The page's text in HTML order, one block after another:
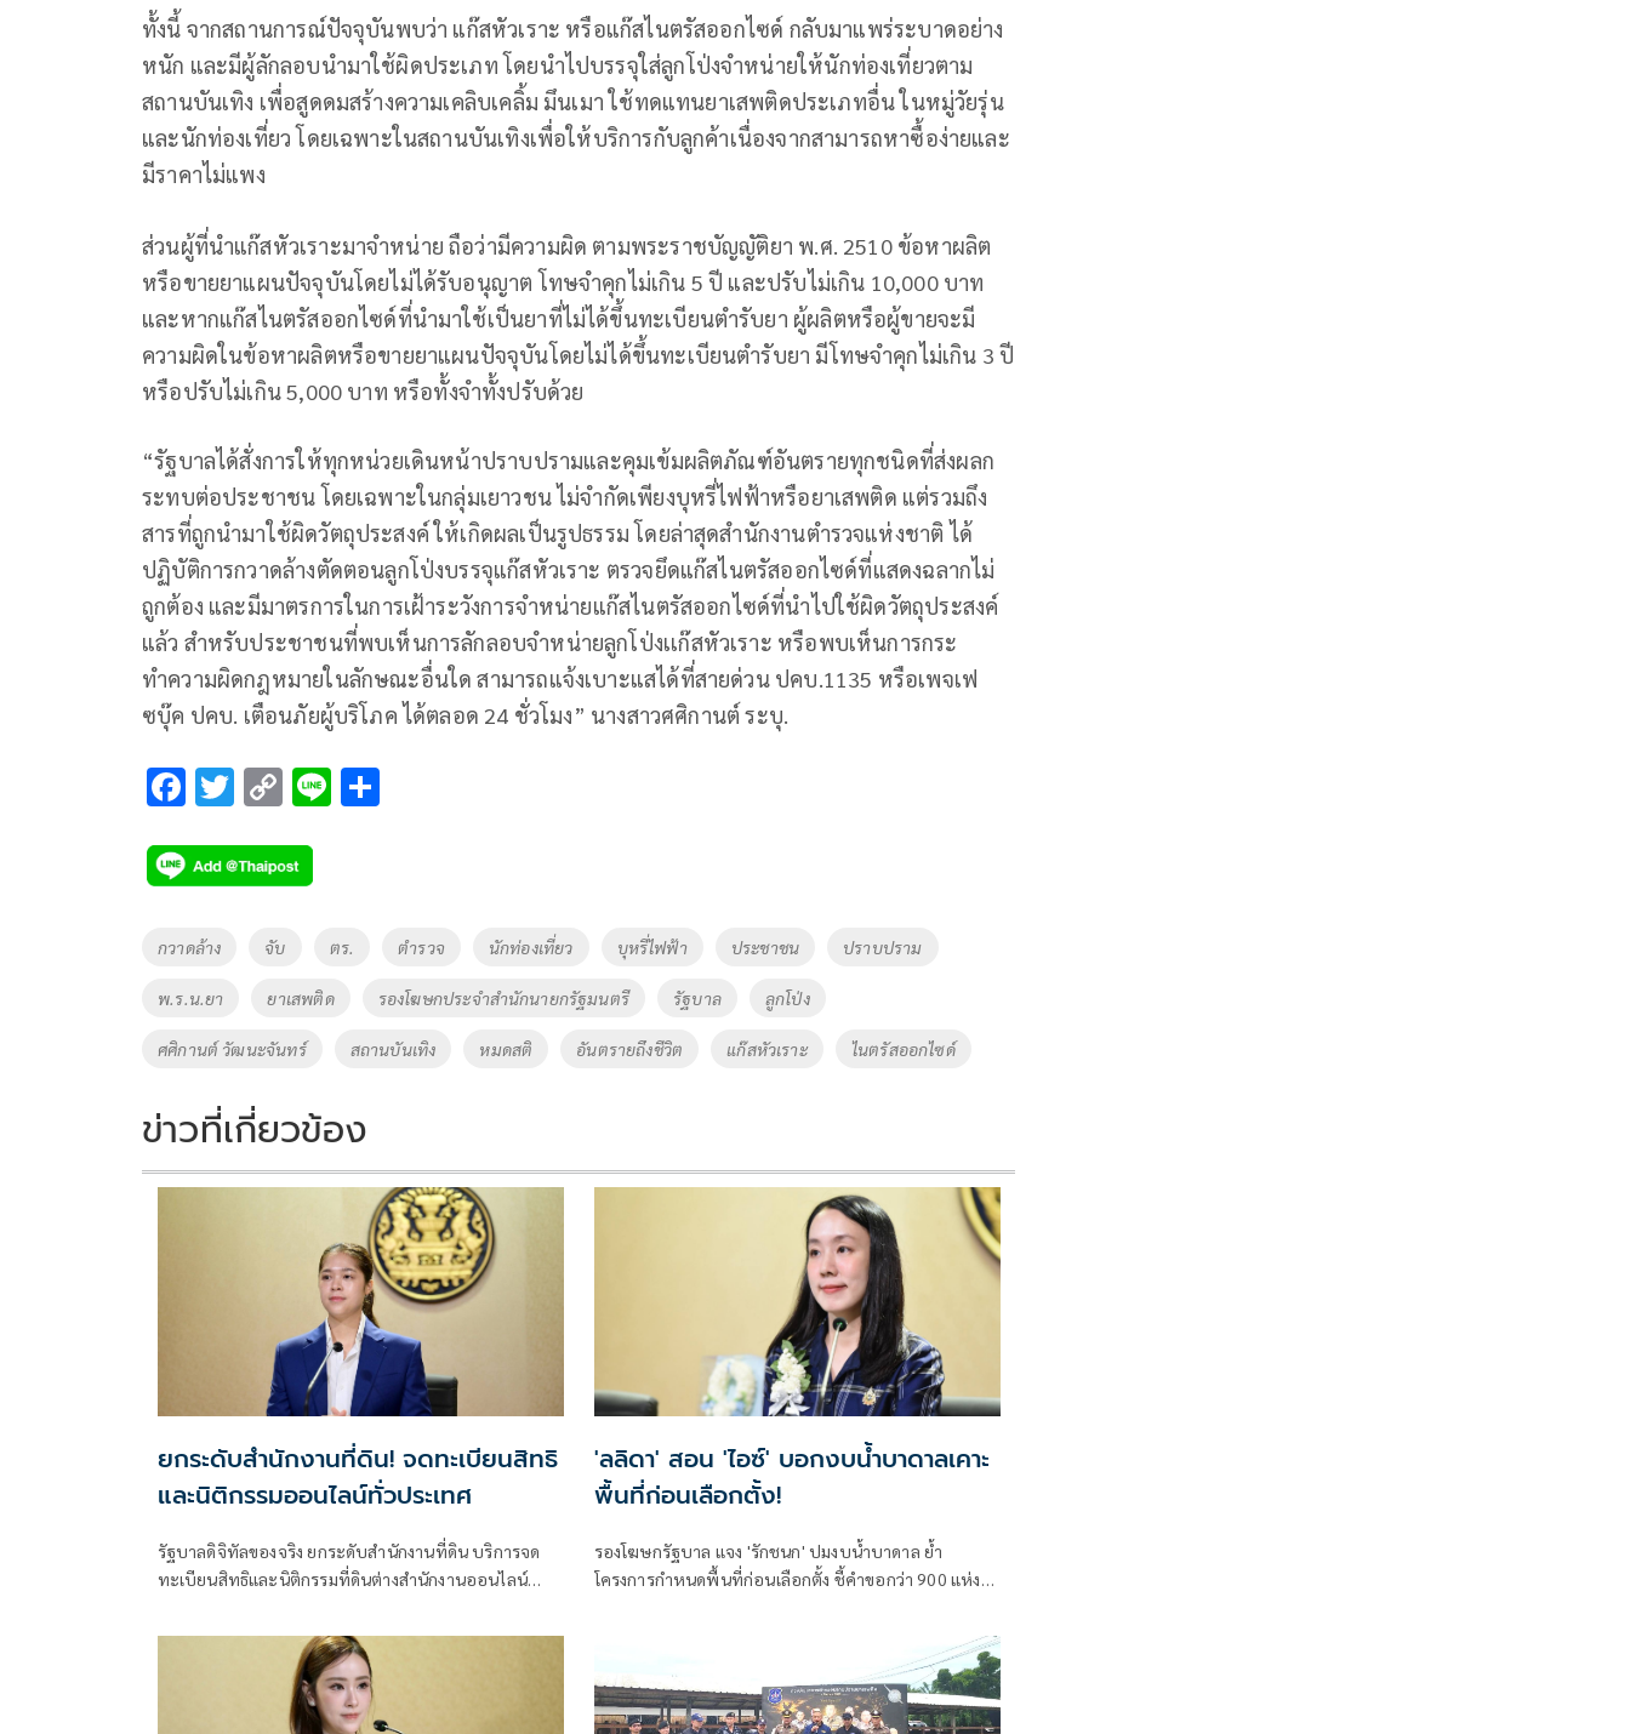
ทั้งนี้ จากสถานการณ์ปัจจุบันพบว่า แก๊สหัวเราะ หรือแก๊สไนตรัสออกไซด์ กลับมาแพร่ระบาดอย่าง
หนัก และมีผู้ลักลอบนำมาใช้ผิดประเภท โดยนำไปบรรจุใส่ลูกโป่งจำหน่ายให้นักท่องเที่ยวตาม
สถานบันเทิง เพื่อสูดดมสร้างความเคลิบเคลิ้ม มึนเมา ใช้ทดแทนยาเสพติดประเภทอื่น ในหมู่วัยรุ่น
และนักท่องเที่ยว โดยเฉพาะในสถานบันเทิงเพื่อให้บริการกับลูกค้าเนื่องจากสามารถหาซื้อง่ายและ
มีราคาไม่แพง
ส่วนผู้ที่นำแก๊สหัวเราะมาจำหน่าย ถือว่ามีความผิด ตามพระราชบัญญัติยา พ.ศ. 2510 ข้อหาผลิต
หรือขายยาแผนปัจจุบันโดยไม่ได้รับอนุญาต โทษจำคุกไม่เกิน 5 ปี และปรับไม่เกิน 10,000 บาท
และหากแก๊สไนตรัสออกไซด์ที่นำมาใช้เป็นยาที่ไม่ได้ขึ้นทะเบียนตำรับยา ผู้ผลิตหรือผู้ขายจะมี
ความผิดในข้อหาผลิตหรือขายยาแผนปัจจุบันโดยไม่ได้ขึ้นทะเบียนตำรับยา มีโทษจำคุกไม่เกิน 3 ปี
หรือปรับไม่เกิน 5,000 บาท หรือทั้งจำทั้งปรับด้วย
“รัฐบาลได้สั่งการให้ทุกหน่วยเดินหน้าปราบปรามและคุมเข้มผลิตภัณฑ์อันตรายทุกชนิดที่ส่งผลก
ระทบต่อประชาชน โดยเฉพาะในกลุ่มเยาวชน ไม่จำกัดเพียงบุหรี่ไฟฟ้าหรือยาเสพติด แต่รวมถึง
สารที่ถูกนำมาใช้ผิดวัตถุประสงค์ ให้เกิดผลเป็นรูปธรรม โดยล่าสุดสำนักงานตำรวจแห่งชาติ ได้
ปฏิบัติการกวาดล้างตัดตอนลูกโป่งบรรจุแก๊สหัวเราะ ตรวจยึดแก๊สไนตรัสออกไซด์ที่แสดงฉลากไม่
ถูกต้อง และมีมาตรการในการเฝ้าระวังการจำหน่ายแก๊สไนตรัสออกไซด์ที่นำไปใช้ผิดวัตถุประสงค์
แล้ว สำหรับประชาชนที่พบเห็นการลักลอบจำหน่ายลูกโป่งเเก๊สหัวเราะ หรือพบเห็นการกระ
ทำความผิดกฎหมายในลักษณะอื่นใด สามารถแจ้งเบาะแสได้ที่สายด่วน ปคบ.1135 หรือเพจเฟ
ซบุ๊ค ปคบ. เตือนภัยผู้บริโภค ได้ตลอด 24 ชั่วโมง” นางสาวศศิกานต์ ระบุ.
F
e
b
o
k
T
tt
er
C
p
y
Li
n
k
Li
Tags
กวาดล้าง จับ ตร. ตำรวจ นักท่องเที่ยว บุหรี่ไฟฟ้า ประชาชน ปราบปราม
พ.ร.น.ยา ยาเสพติด รองโฆษกประจำสำนักนายกรัฐมนตรี รัฐบาล ลูกโป่ง
ศศิกานต์ วัฒนะจันทร์ สถานบันเทิง หมดสติ อันตรายถึงชีวิต แก๊สหัวเราะ ไนตรัสออกไซด์
ข่าวที่เกี่ยวข้อง
ยกระดับสำนักงานที่ดิน! จดทะเบียนสิทธิ
และนิติกรรมออนไลน์ทั่วประเทศ
รัฐบาลดิจิทัลของจริง ยกระดับสำนักงานที่ดิน บริการจด
ทะเบียนสิทธิและนิติกรรมที่ดินต่างสำนักงานออนไลน์
ที่ดิน กทม.เป็นสำนักงานที่ดินอิเล็กทรอนิกส์ทั้งระบบ
'ลลิดา' สอน 'ไอซ์' บอกงบน้ำบาดาลเคาะ
พื้นที่ก่อนเลือกตั้ง!
รองโฆษกรัฐบาล แจง 'รักชนก' ปมงบน้ำบาดาล ย้ำ
โครงการกำหนดพื้นที่ก่อนเลือกตั้ง ชี้คำขอกว่า 900 แห่ง